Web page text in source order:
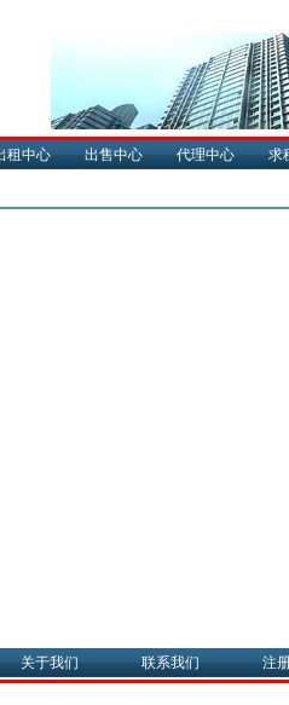
租中心 出售中心 代理中心 求
关于我们 联系我们 注